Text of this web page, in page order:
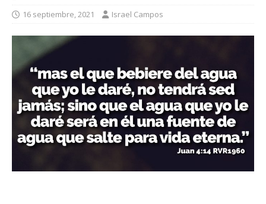
16 septiembre, 2021 Israel Campos